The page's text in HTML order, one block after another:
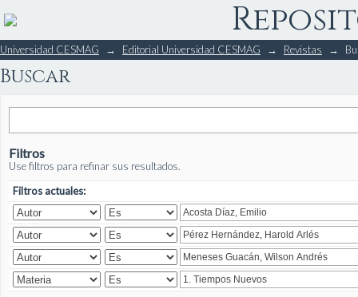
Buscar
Universidad CESMAG → Editorial Universidad CESMAG → Revistas →
Buscar
Filtros
Use filtros para refinar sus resultados.
Filtros actuales: